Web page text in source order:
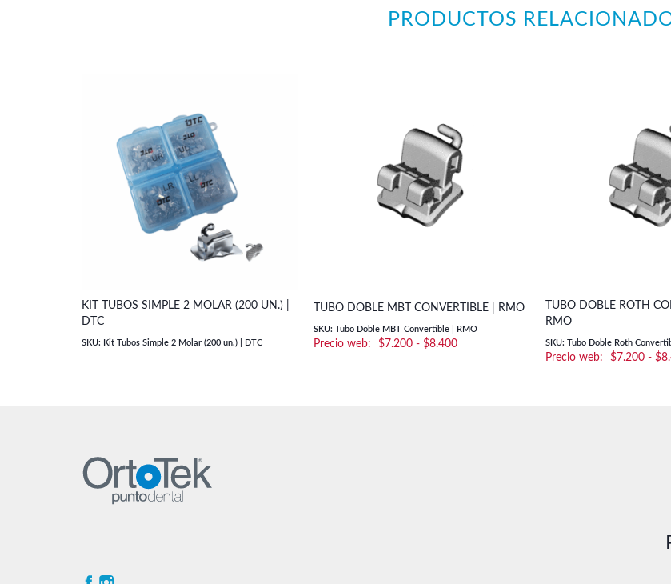
PRODUCTOS
KIT TUBOS SIMPLE 2 MOLAR (200 UN.) |
DTC
SKU: Kit Tubos Simple 2 Molar (200 un.) | DTC
TUBO DOBLE MBT CONVERTIBLE | RMO
SKU: Tubo Doble MBT Convertible | RMO
$7.200 - $8.400Rango
TUBO DOBLE ROTH
RMO
SKU: Tubo Doble Roth
$7.200 - $